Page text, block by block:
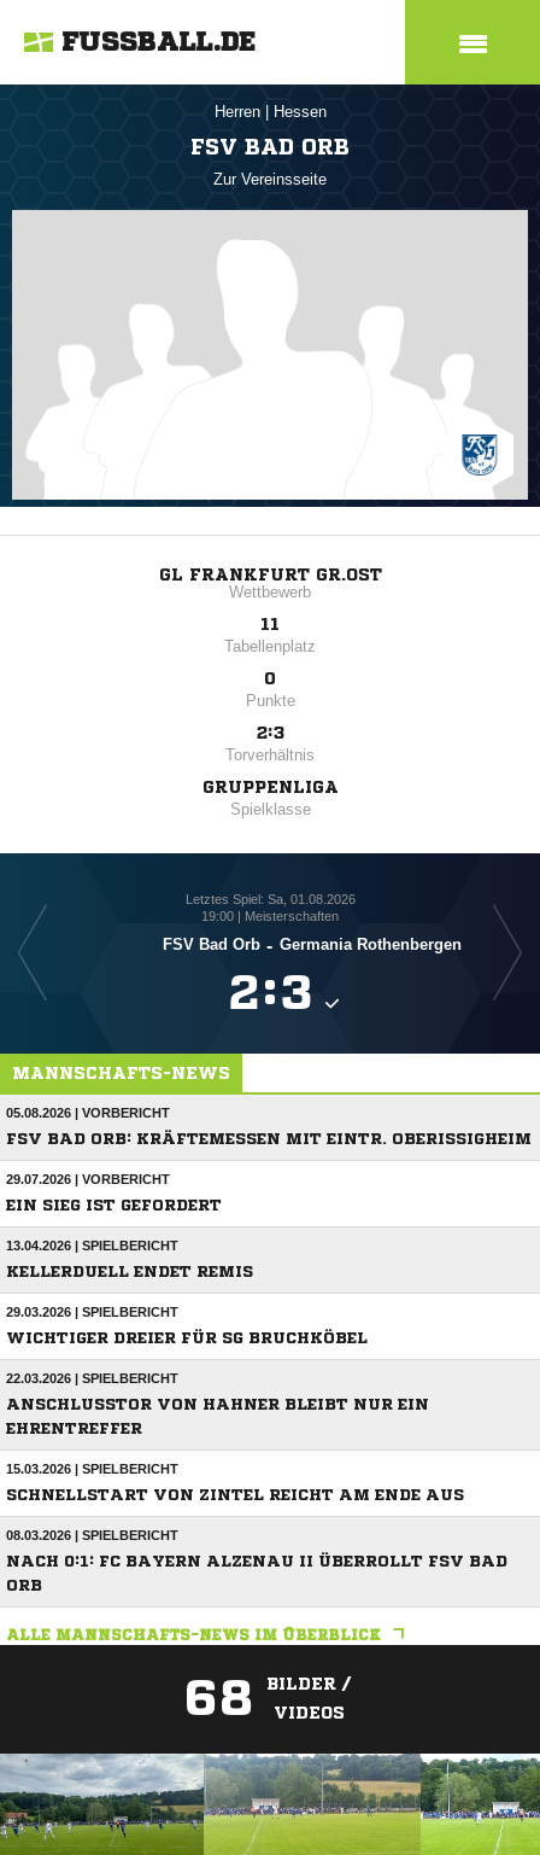
FUSSBALL.DE
Herren Hessen
FSV BAD ORB
Zur Vereinsseite
GL FRANKFURT GR.OST
Wettbewerb
11
Tabellenplatz
0
Punkte
2:3
Torverhältnis
GRUPPENLIGA
Spielklasse
Letztes Spiel: Sa, 01.08.2026
19:00 | Meisterschaften
FSV Bad Orb - Germania Rothenbergen
:
MANNSCHAFTS-NEWS
05.08.2026 | VORBERICHT
FSV BAD ORB: KRÄFTEMESSEN MIT EINTR. OBERISSIGHEIM
29.07.2026 | VORBERICHT
EIN SIEG IST GEFORDERT
13.04.2026 | SPIELBERICHT
KELLERDUELL ENDET REMIS
29.03.2026 | SPIELBERICHT
WICHTIGER DREIER FÜR SG BRUCHKÖBEL
22.03.2026 | SPIELBERICHT
ANSCHLUSSTOR VON HAHNER BLEIBT NUR EIN
EHRENTREFFER
15.03.2026 | SPIELBERICHT
SCHNELLSTART VON ZINTEL REICHT AM ENDE AUS
08.03.2026 | SPIELBERICHT
NACH 0:1: FC BAYERN ALZENAU II ÜBERROLLT FSV BAD
ORB
ALLE MANNSCHAFTS-NEWS IM ÜBERBLICK
68
BILDER /
VIDEOS